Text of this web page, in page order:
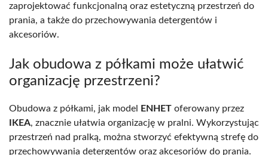
zaprojektować funkcjonalną oraz estetyczną przestrzeń do
prania, a także do przechowywania detergentów i
akcesoriów.
Jak obudowa z półkami może ułatwić
organizację przestrzeni?
Obudowa z półkami, jak model ENHET oferowany przez
IKEA, znacznie ułatwia organizację w pralni. Wykorzystując
przestrzeń nad pralką, można stworzyć efektywną strefę do
przechowywania detergentów oraz akcesoriów do prania.